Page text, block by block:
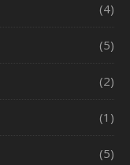
(4)
(5)
(2)
(1)
(5)